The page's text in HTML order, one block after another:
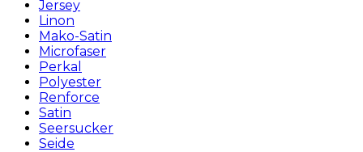
Jersey
Linon
Mako-Satin
Microfaser
Perkal
Polyester
Renforce
Satin
Seersucker
Seide